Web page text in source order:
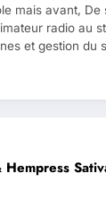
mais avant,
radio au
et gestion du
Hempress